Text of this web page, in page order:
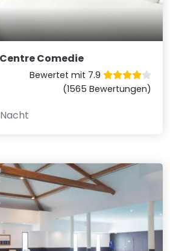
Comedie
Bewertet mit 7.9
(1565 Bewertungen)